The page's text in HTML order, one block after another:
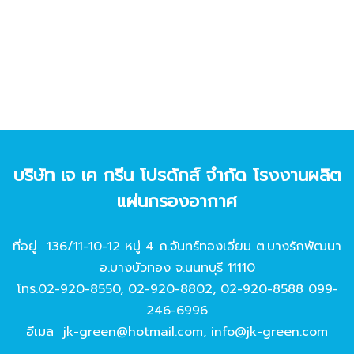
บริษัท เจ เค กรีน โปรดักส์ จํากัด โรงงานผลิต
แผ่นกรองอากาศ
ที่อยู่ 136/11-10-12 หมู่ 4 ถ.จันทร์ทองเอี่ยม ต.บางรักพัฒนา
อ.บางบัวทอง จ.นนทบุรี 11110
โทร.02-920-8550, 02-920-8802, 02-920-8588 099-
246-6996
อีเมล jk-green@hotmail.com, info@jk-green.com